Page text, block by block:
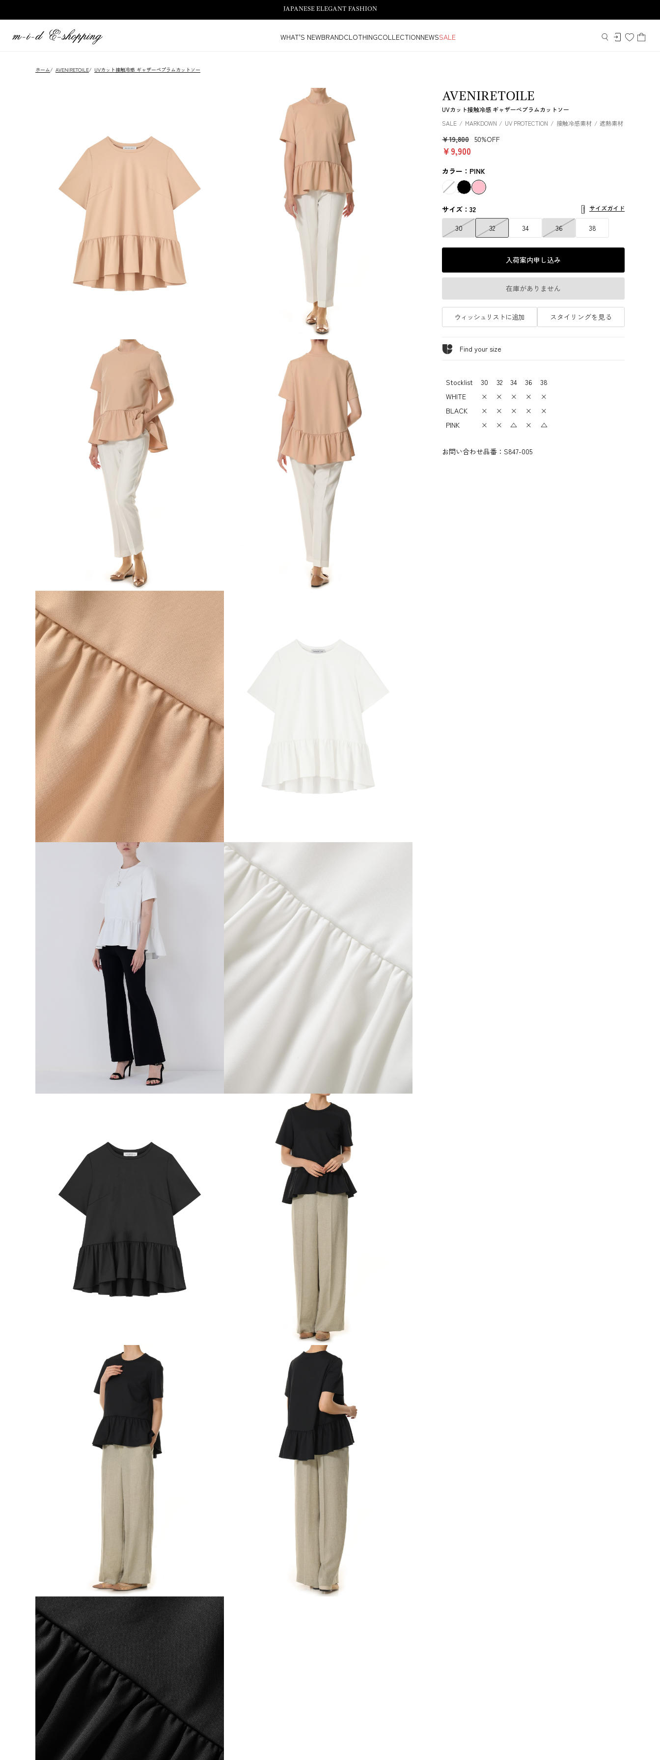
JAPANESE ELEGANT FASHION
WHAT'S NEWBRANDCLOTHINGCOLLECTIONNEWSSALE
ホーム/ AVENIRETOILE/ UVカット接触冷感 ギャザーペプラムカットソー
AVENIRETOILE
UVカット接触冷感 ギャザーペプラムカットソー
SALE
MARKDOWN UV PROTECTION 接触冷感素材 遮熱素材
￥19,800 50%OFF
￥9,900
カラー：PINK
サイズ：32 サイズガイド
30 32 34 36 38
入荷案内申し込み
在庫がありません
ウィッシュリストに追加 スタイリングを見る
Find your size
Stocklist 30 32 34 36
38
WHITE
× × × ×
×
BLACK
× × × ×
×
PINK
× × △ × △
お問い合わせ品番： S847-005